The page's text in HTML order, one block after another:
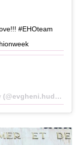
#EHOteam
(@evgheni.hudorojcov) on